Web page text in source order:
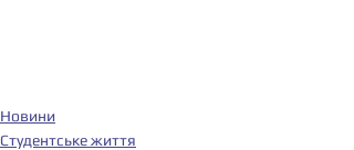
Новини
Студентське життя